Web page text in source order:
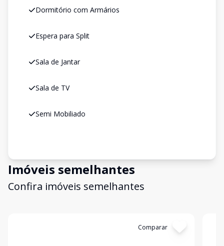
Dormitório com Armários
Espera para Split
Sala de Jantar
Sala de TV
Semi Mobiliado
Imóveis semelhantes
Confira imóveis semelhantes
Comparar